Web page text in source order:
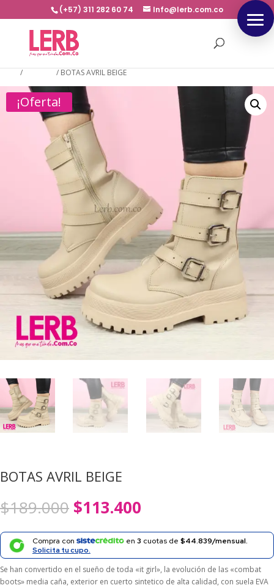
(+57) 311 282 60 74 Info@lerb.com.co
/ / BOTAS AVRIL BEIGE
¡Oferta!
BOTAS AVRIL BEIGE
$189.000 El
precio
original
era:
$189.000.
$113.400
actual
es:
$113.400.
Compra con en 3 cuotas de $44.839/mensual.
Solicita tu cupo.
Se han convertido en el sueño de toda «it girl», la evolución de las «combat
boots» media caña, exterior en cuerto sintetico de alta calidad, con suela EVA